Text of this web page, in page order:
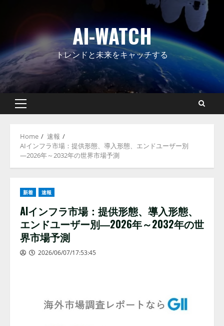
AI-WATCH
トレンドと未来をキャッチする
Primary
Home
速報
AIインフラ市場：提供形態、導入形態、エンドユーザー別
―2026年～2032年の世界市場予測
新着 速報
AIインフラ市場：提供形態、導入形態、
エンドユーザー別―2026年～2032年の世
界市場予測
2026/06/07/17:53:45